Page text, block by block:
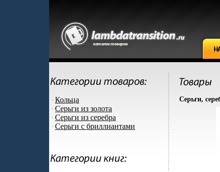
Кольца
Серьги из золота
Серьги из серебра
Серьги с бриллиантами
Серьги,